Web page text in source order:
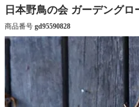
日本野鳥の会 ガーデング
商品番号 gd95590828